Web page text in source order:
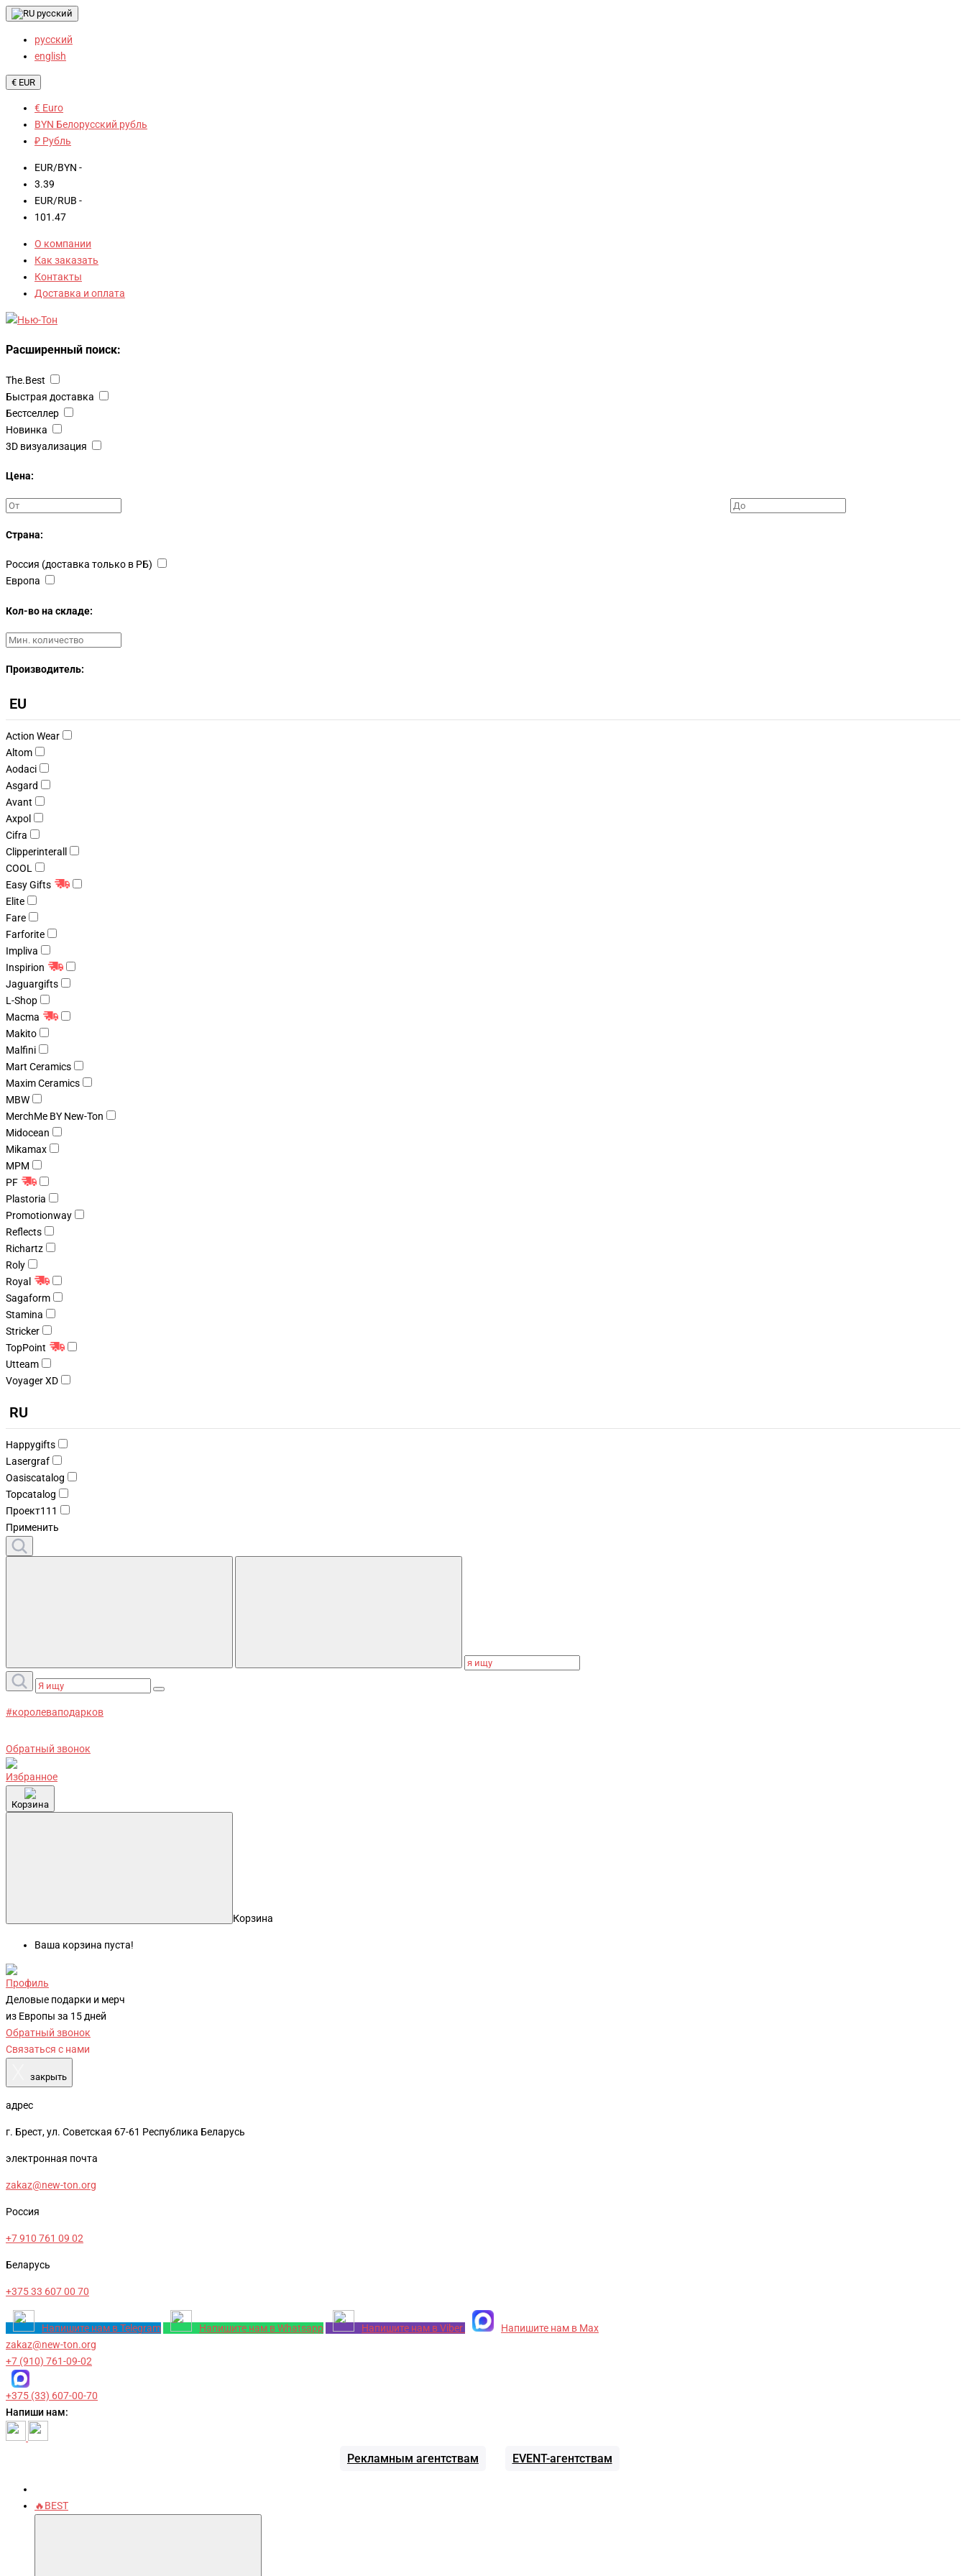
русский
русский
english
€ EUR
€ Euro
BYN Белорусский рубль
₽ Рубль
EUR/BYN -
3.39
EUR/RUB -
101.47
О компании
Как заказать
Контакты
Доставка и оплата
Расширенный поиск:
The.Best
Быстрая доставка
Бестселлер
Новинка
3D визуализация
Цена:
Страна:
Россия (доставка только в РБ)
Европа
Кол-во на складе:
Производитель:
EU
Action Wear
Altom
Aodaci
Asgard
Avant
Axpol
Cifra
Clipperinterall
COOL
Easy Gifts
Elite
Fare
Farforite
Impliva
Inspirion
Jaguargifts
L-Shop
Macma
Makito
Malfini
Mart Ceramics
Maxim Ceramics
MBW
MerchMe BY New-Ton
Midocean
Mikamax
MPM
PF
Plastoria
Promotionway
Reflects
Richartz
Roly
Royal
Sagaform
Stamina
Stricker
TopPoint
Utteam
Voyager XD
RU
Happygifts
Lasergraf
Oasiscatalog
Topcatalog
Проект111
Применить
#королеваподарков
Обратный звонок
Избранное
Корзина
Корзина
Ваша корзина пуста!
Профиль
Деловые подарки и мерч
из Европы за 15 дней
Обратный звонок
Связаться с нами
закрыть
адрес
г. Брест, ул. Советская 67-61 Республика Беларусь
электронная почта
zakaz@new-ton.org
Россия
+7 910 761 09 02
Беларусь
+375 33 607 00 70
Напишите нам в Telegram Напишите нам в Whatsapp Напишите нам в Viber
Напишите нам в Max
zakaz@new-ton.org
+7 (910) 761-09-02
+375 (33) 607-00-70
Напиши нам:
Рекламным агентствам EVENT-агентствам
🔥BEST